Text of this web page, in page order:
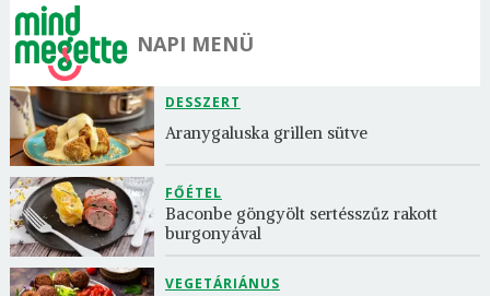
NAPI MENÜ
DESSZERT
Aranygaluska grillen sütve
FŐÉTEL
Baconbe göngyölt sertésszűz rakott
burgonyával
VEGETÁRIÁNUS